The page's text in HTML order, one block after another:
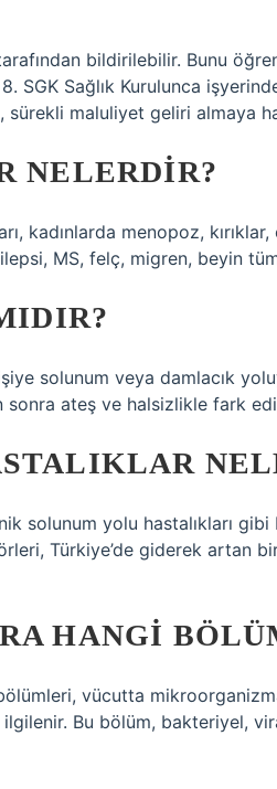
bildirilebilir. Bunu
SGK Sağlık Kurulunca
sürekli maluliyet geliri almaya
NELERDIR?
kadınlarda menopoz,
MS, felç, migren, beyin
solunum veya damlacık
sonra ateş ve halsizlikle fark
solunum yolu hastalıkları gibi
Türkiye’de giderek artan
HANGI
vücutta
ilgilenir. Bu bölüm, bakteriyel,